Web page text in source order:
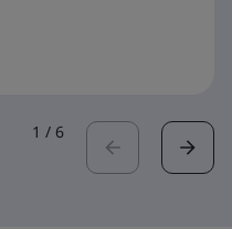
1 / 6